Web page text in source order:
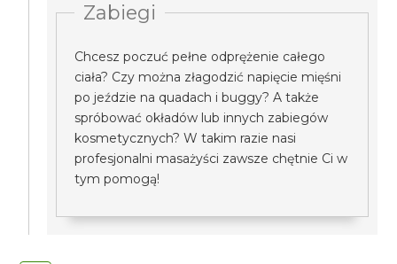
Zabiegi
Chcesz poczuć pełne odprężenie całego
ciała? Czy można złagodzić napięcie mięśni
po jeździe na quadach i buggy? A także
spróbować okładów lub innych zabiegów
kosmetycznych? W takim razie nasi
profesjonalni masażyści zawsze chętnie Ci w
tym pomogą!